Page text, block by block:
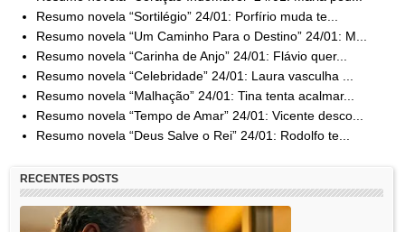
Resumo novela “Sortilégio” 24/01: Porfírio muda te...
Resumo novela “Um Caminho Para o Destino” 24/01: M...
Resumo novela “Carinha de Anjo” 24/01: Flávio quer...
Resumo novela “Celebridade” 24/01: Laura vasculha ...
Resumo novela “Malhação” 24/01: Tina tenta acalmar...
Resumo novela “Tempo de Amar” 24/01: Vicente desco...
Resumo novela “Deus Salve o Rei” 24/01: Rodolfo te...
RECENTES POSTS